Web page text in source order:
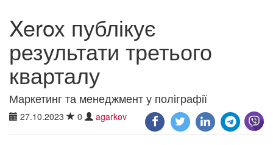
Xerox публікує
результати третього
кварталу
Маркетинг та менеджмент у поліграфії
27.10.2023 0 agarkov